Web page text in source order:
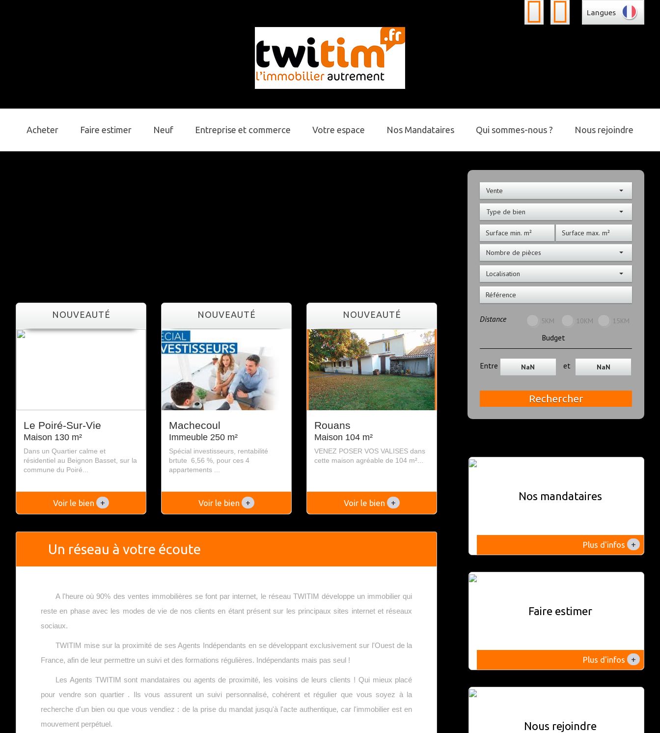
Langues
Acheter Faire estimer Neuf Entreprise et commerce Votre espace Nos Mandataires Qui sommes-nous ? Nous rejoindre
Vente
Type de bien
Nombre de pièces
Localisation
Distance 5KM 10KM 15KM
Budget
Entre et
Rechercher
NOUVEAUTÉ
Le Poiré-Sur-Vie
Maison 130 m²
Dans un Quartier calme et
résidentiel au Beignon Basset, sur la
commune du Poiré...
Voir le bien +
NOUVEAUTÉ
Machecoul
Immeuble 250 m²
Spécial investisseurs, rentabilité
brtute 6,56 %, pour ces 4
appartements ...
Voir le bien +
NOUVEAUTÉ
Rouans
Maison 104 m²
VENEZ POSER VOS VALISES dans
cette maison agréable de 104 m²...
Voir le bien +
Un réseau à votre écoute
A l'heure où 90% des ventes immobilières se font par internet, le réseau TWITIM développe un immobilier qui
reste en phase avec les modes de vie de nos clients en étant présent sur les principaux sites internet et réseaux
sociaux.
TWITIM mise sur la proximité de ses Agents Indépendants en se développant exclusivement sur l'Ouest de la
France, afin de leur permettre un suivi et des formations régulières. Indépendants mais pas seul !
Les Agents TWITIM sont mandataires ou agents de proximité, les voisins de leurs clients ! Qui mieux placé
pour vendre son quartier . Ils vous assurent un suivi personnalisé, cohérent et régulier que vous soyez à la
recherche d'un bien ou que vous vendiez : de la prise du mandat jusqu'à l'acte authentique, car l'immobilier est en
mouvement perpétuel.
Nos mandataires
Plus d'infos +
Faire estimer
Plus d'infos +
Nous rejoindre